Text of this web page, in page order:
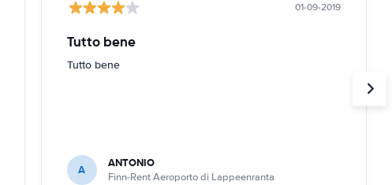
01-09-2019
Tutto bene
Tutto bene
A ANTONIO
Finn-Rent Aeroporto di Lappeenranta